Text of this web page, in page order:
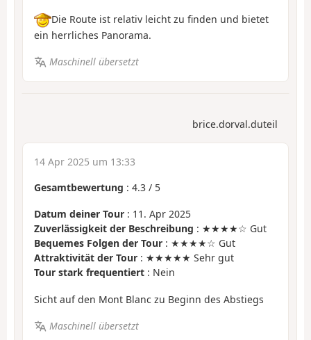
Die Route ist relativ leicht zu finden und bietet
ein herrliches Panorama.
Maschinell übersetzt
brice.dorval.duteil
14 Apr 2025 um 13:33
Gesamtbewertung : 4.3 / 5
Datum deiner Tour : 11. Apr 2025
Zuverlässigkeit der Beschreibung : ★★★★☆ Gut
Bequemes Folgen der Tour : ★★★★☆ Gut
Attraktivität der Tour : ★★★★★ Sehr gut
Tour stark frequentiert : Nein
Sicht auf den Mont Blanc zu Beginn des Abstiegs
Maschinell übersetzt